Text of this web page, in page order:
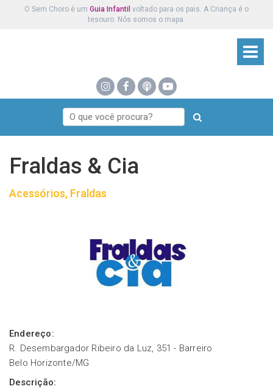
O Sem Choro é um Guia Infantil voltado para os pais. A Criança é o
tesouro. Nós somos o mapa.
Fraldas & Cia
Acessórios, Fraldas
Endereço:
R. Desembargador Ribeiro da Luz, 351 - Barreiro
Belo Horizonte/MG
Descrição: